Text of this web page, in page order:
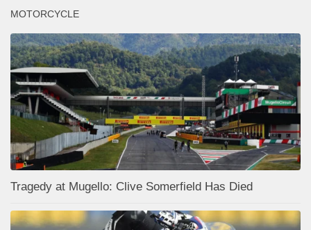
MOTORCYCLE
Tragedy at Mugello: Clive Somerfield Has Died